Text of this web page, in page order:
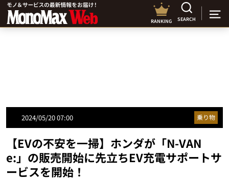
RANKING SEARCH
2024/05/20 07:00 乗り物
【EVの不安を一掃】ホンダが「N-VAN
e:」の販売開始に先立ちEV充電サポートサ
ービスを開始！